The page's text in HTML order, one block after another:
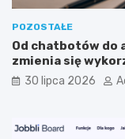
POZOSTAŁE
Od chatbotów do
zmienia się
biznesie?
30 lipca 2026